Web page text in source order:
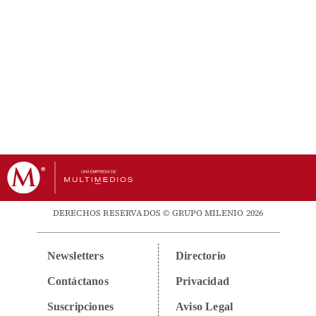
DERECHOS RESERVADOS © GRUPO MILENIO 2026
Newsletters
Contáctanos
Suscripciones
Directorio
Privacidad
Aviso Legal